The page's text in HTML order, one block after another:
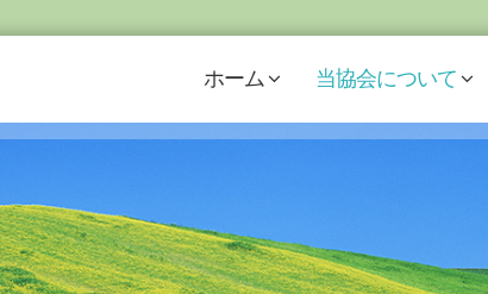
ホーム 当協会について